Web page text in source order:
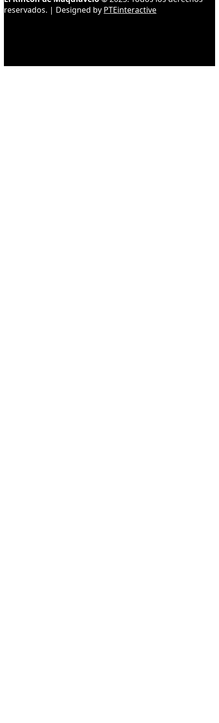
reservados. | Designed by PTEinteractive